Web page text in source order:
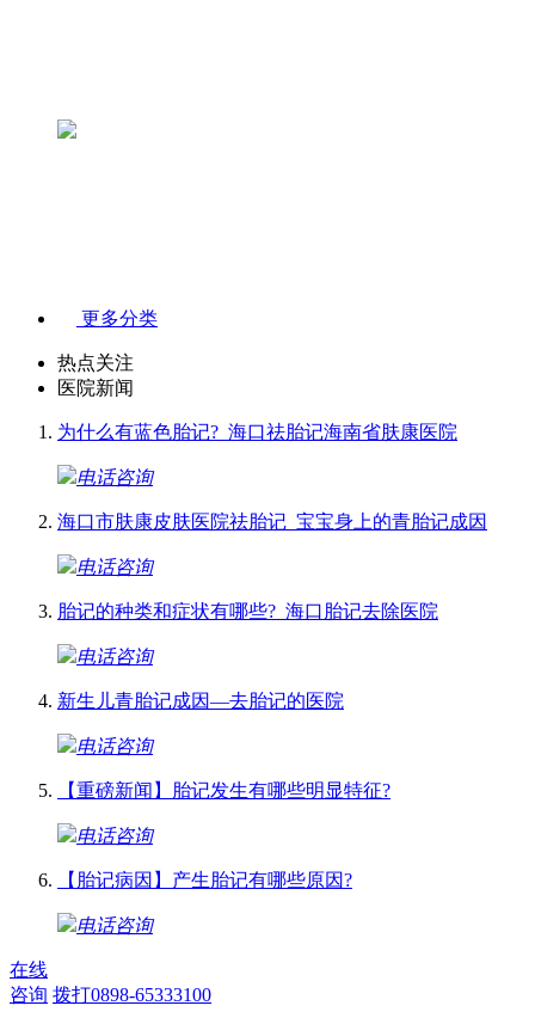
更多分类
热点关注
医院新闻
为什么有蓝色胎记?_海口祛胎记海南省肤康医院
电话咨询
海口市肤康皮肤医院祛胎记_宝宝身上的青胎记成因
电话咨询
胎记的种类和症状有哪些?_海口胎记去除医院
电话咨询
新生儿青胎记成因—去胎记的医院
电话咨询
【重磅新闻】胎记发生有哪些明显特征?
电话咨询
【胎记病因】产生胎记有哪些原因?
电话咨询
在线
咨询 拨打0898-65333100